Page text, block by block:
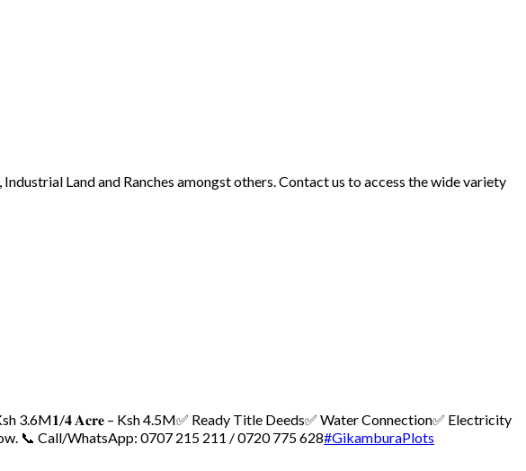
Land and Ranches amongst others. Contact us to access the wide variety
3.6M𝟏/𝟒 𝐀𝐜𝐫𝐞 – Ksh 4.5M✅ Ready Title Deeds✅ Water Connection✅ Electricity
📞 Call/WhatsApp: 0707 215 211 / 0720 775 628#GikamburaPlots